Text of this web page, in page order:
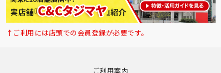
↑ご利用には店頭での会員登録が必要です。
ご利用案内